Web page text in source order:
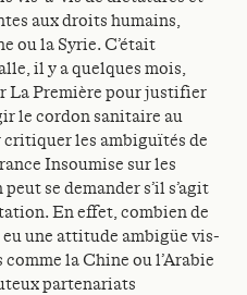
aux droits humains,
ou la Syrie. C’était
il y a quelques mois,
La Première pour justifier
le cordon sanitaire au
critiquer les ambiguïtés de
Insoumise sur les
se demander s’il s’agit
En effet, combien de
une attitude ambigüe vis-
la Chine ou l’Arabie
partenariats